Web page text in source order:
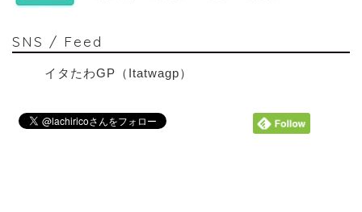
SNS / Feed
イタたわGP（Itatwagp）